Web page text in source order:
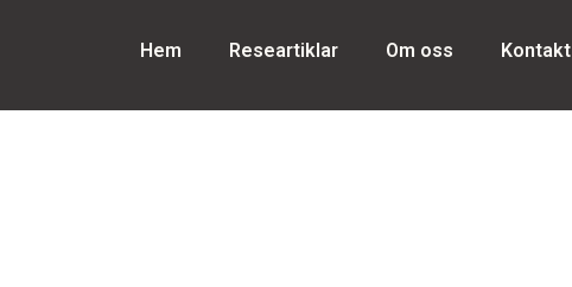
Hem Researtiklar Om oss Kontakt